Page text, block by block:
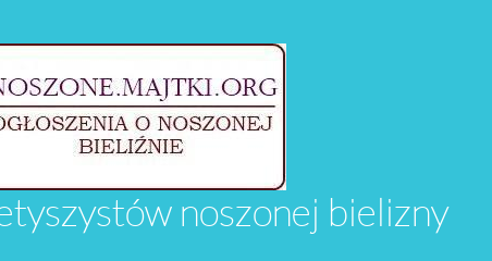
noszonej bielizny